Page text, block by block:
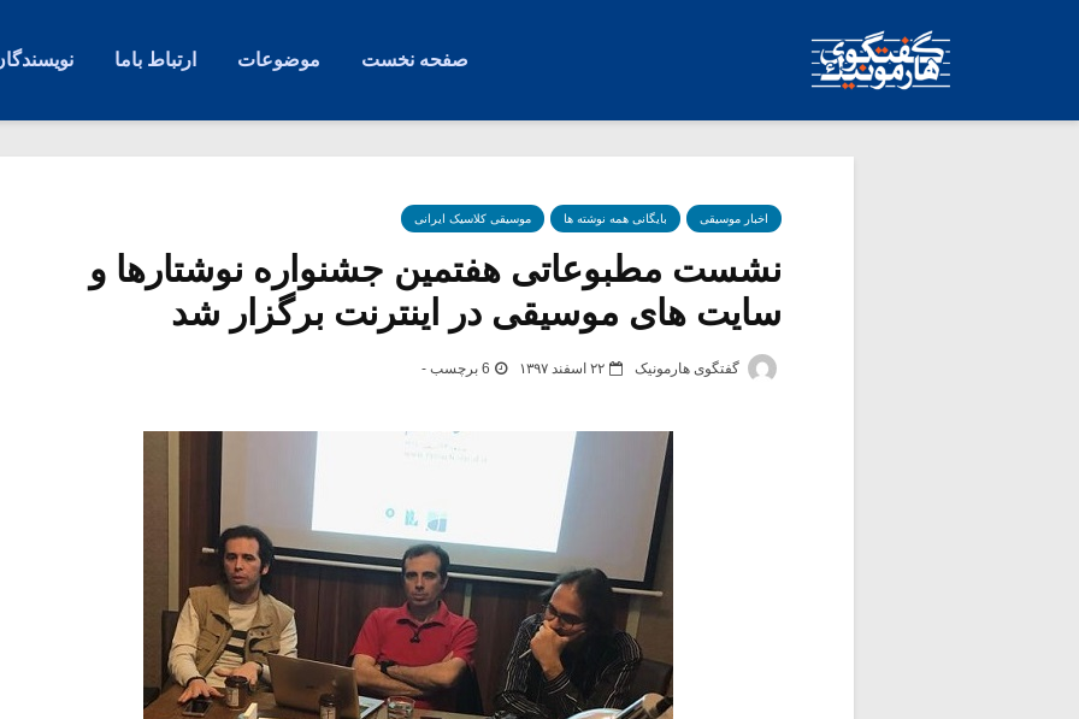
صفحه نخست موضوعات ارتباط باما
اخبار موسیقی بایگانی همه نوشته ها موسیقی کلاسیک ایرانی
نشست مطبوعاتی هفتمین جشنواره نوشتارها و
سایت های موسیقی در اینترنت برگزار شد
گفتگوی هارمونیک ۲۲ اسفند ۱۳۹۷ 6 برچسب -